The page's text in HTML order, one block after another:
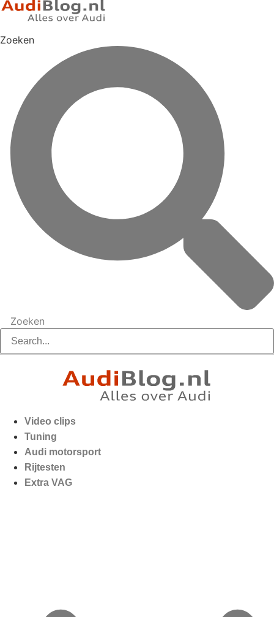
Zoeken
Zoeken
Video clips
Tuning
Audi motorsport
Rijtesten
Extra VAG